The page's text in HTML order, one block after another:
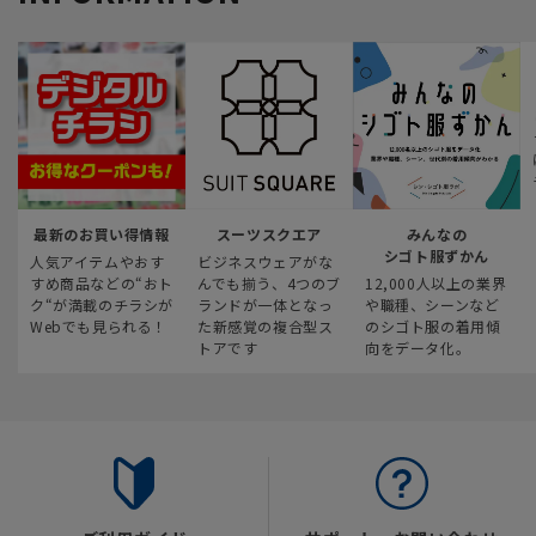
最新のお買い得情報
人気アイテムやおす
すめ商品などの“おト
ク“が満載のチラシが
Webでも見られる！
スーツスクエア
ビジネスウェアがな
んでも揃う、4つのブ
ランドが一体となっ
た新感覚の複合型ス
トアです
みんなの
シゴト服ずかん
12,000人以上の業界
や職種、シーンなど
のシゴト服の着用傾
向をデータ化。